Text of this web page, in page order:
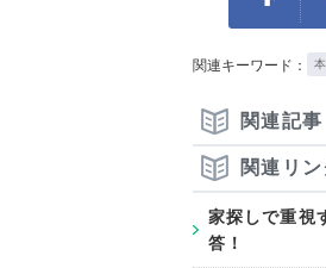
関連キーワード：
関連記事
関連リン
家探しで重視
答！